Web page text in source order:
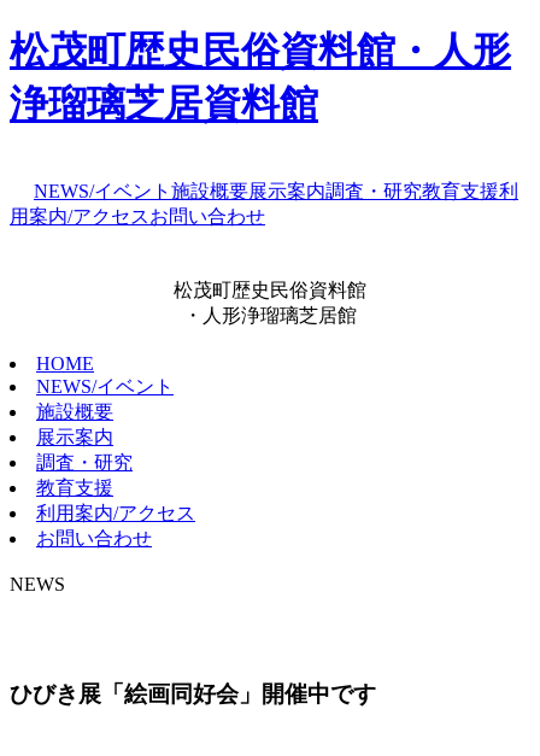
松茂町歴史民俗資料館・人形
浄瑠璃芝居資料館
NEWS/イベント 施設概要展示案内調査・研究教育支援利
用案内/アクセスお問い合わせ
松茂町歴史民俗資料館
・人形浄瑠璃芝居館
HOME
NEWS/イベント
施設概要
展示案内
調査・研究
教育支援
利用案内/アクセス
お問い合わせ
NEWS
ひびき展「絵画同好会」開催中です